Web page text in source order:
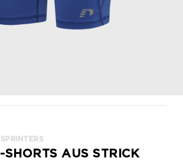
SHORTS AUS STRICK